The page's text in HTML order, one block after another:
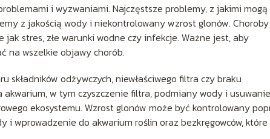
i wyzwaniami. Najczęstsze problemy, z jakimi mogą
z jakością wody i niekontrolowany wzrost glonów.
stres, złe warunki wodne czy infekcje. Ważne jest, aby
na wszelkie objawy chorób.
odżywczych, niewłaściwego filtra czy braku
w tym czyszczenie filtra, podmiany wody i usuwanie
ekosystemu. Wzrost glonów może być kontrolowany
wprowadzenie do akwarium roślin oraz bezkręgowców, które